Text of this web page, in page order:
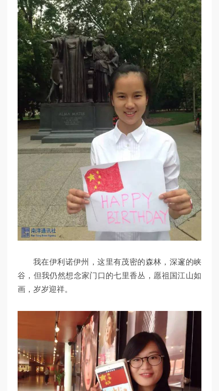
我在伊利诺伊州，这里有茂密的森林，深邃的峡
谷，但我仍然想念家门口的七里香丛，愿祖国江山如
画，岁岁迎祥。